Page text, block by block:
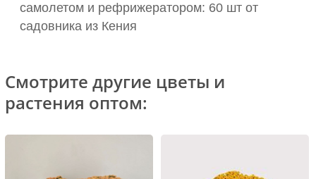
самолетом и рефрижератором: 60 шт от
садовника из Кения
Смотрите другие цветы и
растения оптом: